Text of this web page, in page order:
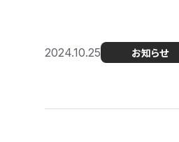
2024.10.25 お知らせ